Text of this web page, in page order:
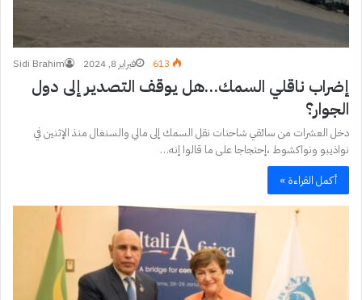
Sidi Brahim فبراير 8, 2024
إضراب ناقلي السمك…هل يوقف التصدير إلى دول
الجوار؟
دخل العشرات من سائقي شاحنات نقل السمك إلى مالي والسنغال منذ الإثنين في
نواذيبو ونواكشوط ،إحتجاجا على ما قالوا إنه…
أكمل القراءة »